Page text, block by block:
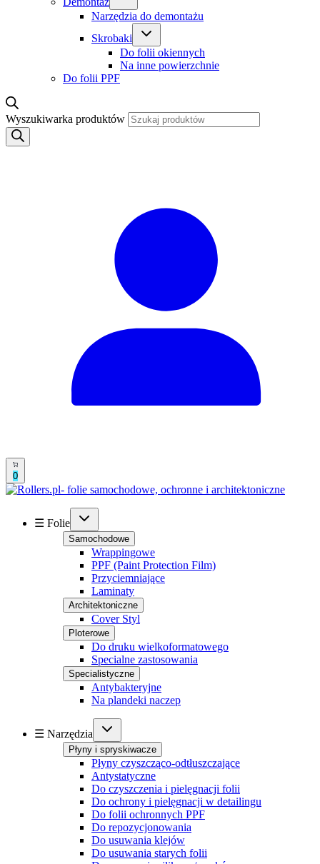
Narzędzia do demontażu
Skrobaki
Do folii okiennych
Na inne powierzchnie
Do folii PPF
Wyszukiwarka produktów
0
☰ Folie
Samochodowe
Wrappingowe
PPF (Paint Protection Film)
Przyciemniające
Laminaty
Architektoniczne
Cover Styl
Ploterowe
Do druku wielkoformatowego
Specialne zastosowania
Specialistyczne
Antybakteryjne
Na plandeki naczep
☰ Narzędzia
Płyny i spryskiwacze
Płyny czyszcząco-odtłuszczające
Antystatyczne
Do czyszczenia i pielęgnacji folii
Do ochrony i pielęgnacji w detailingu
Do folii ochronnych PPF
Do repozycjonowania
Do usuwania klejów
Do usuwania starych folii